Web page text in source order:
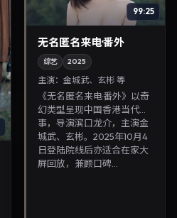
99:25
无名匿名来电·番外
综艺 2025
主演：金城武、玄彬 等
《无名匿名来电·番外》以奇
幻类型呈现中国香港当代故
事，导演滨口龙介，主演金
城武、玄彬。2025年10月4
日登陆院线后亦适合在家大
屏回放，兼顾口碑...